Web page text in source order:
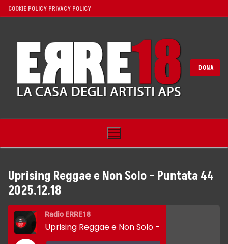
VaiCOOKIE POLICY PRIVACY POLICY
DONA
Home
Noi
Uprising Reggae e Non Solo – Puntata 44
2025.12.18
Radio ERRE18